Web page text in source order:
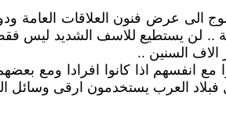
الى عرض فنون العلاقات العامة
.. لن يستطيع للاسف الشديد ليس
الاف السنين ..
مع انفسهم اذا كانوا افرادا ومع
فبلاد العرب يستخدمون ارقى وسائل